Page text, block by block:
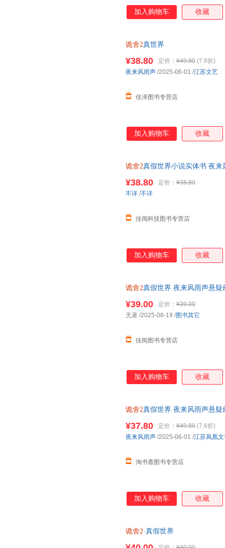
加入购物车 收藏
诡舍2真世界
¥38.80 定价： ¥49.80 (7.8折)
佳泽图书专营店
夜来风雨声 /2025-06-01 /江苏文艺
加入购物车 收藏
诡舍2真假世界小说实体书 夜
¥38.80 定价： ¥38.80
佳阅科技图书专营店
不详 /不详
加入购物车 收藏
诡舍2真假世界 夜来风雨声悬
¥39.00 定价： ¥39.00
佳阅图书专营店
无著 /2025-08-19 /图书其它
加入购物车 收藏
诡舍2真假世界 夜来风雨声悬
¥37.80 定价： ¥49.80 (7.6折)
淘书斋图书专营店
夜来风雨声 /2025-06-01 /江苏凤凰
加入购物车 收藏
诡舍2·真假世界